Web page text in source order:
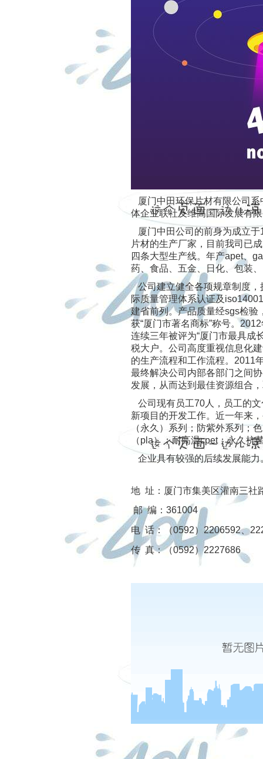
厦门中田环保片材有限公司
体企业联社及维高国际发展有
厦门中田公司的前身为成立
片材的生产厂家，目前我司已
四条大型生产线。年产apet、
药、食品、五金、日化、包装
公司建立健全各项规章制度，
际质量管理体系认证及
建省前列。产品质量经sgs检验
获“厦门市著名商标”称号。
连续三年被评为“厦门市最具成
税大户。公司高度重视信息化
的生产流程和工作流程。2011
最终解决公司内部各部门之间
发展，从而达到最佳资源组合
公司现有员工70人，员工的
新项目的开发工作。近一年来
（永久）系列；防紫外系列；
（pla）；耐高温cpet；永久抗
企业具有较强的后续发展能
地 址：厦门市集美区灌南三社
邮 编：361004
电 话：（0592）2206592、
传 真：（0592）2227686